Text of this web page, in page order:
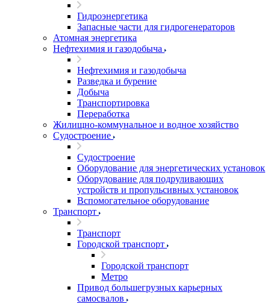
Гидроэнергетика
Запасные части для гидрогенераторов
Атомная энергетика
Нефтехимия и газодобыча
Нефтехимия и газодобыча
Разведка и бурение
Добыча
Транспортировка
Переработка
Жилищно-коммунальное и водное хозяйство
Судостроение
Судостроение
Оборудование для энергетических установок
Оборудование для подруливающих
устройств и пропульсивных установок
Вспомогательное оборудование
Транспорт
Транспорт
Городской транспорт
Городской транспорт
Метро
Привод большегрузных карьерных
самосвалов